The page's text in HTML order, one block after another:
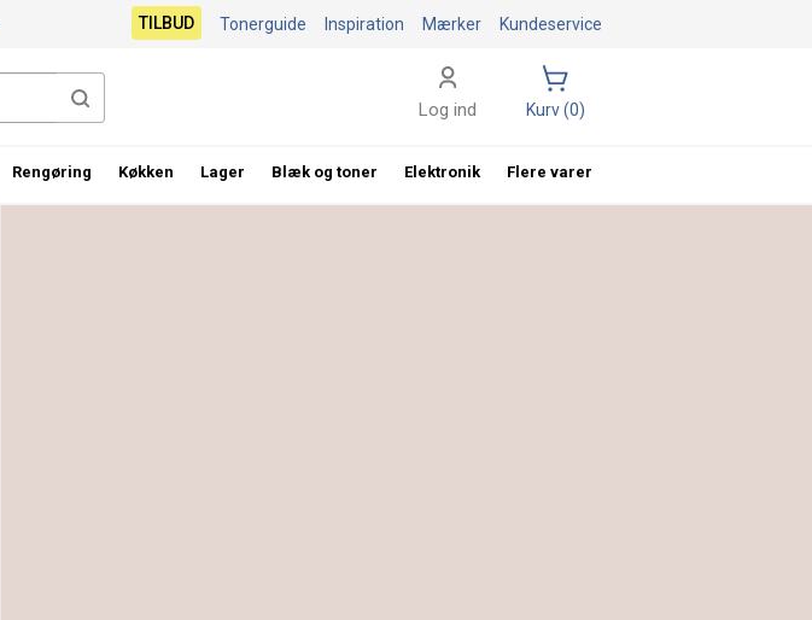
Kundeservice
Mærker
Inspiration
Tonerguide
TILBUD
Log ind Kurv (0)
Rengøring Køkken Lager Blæk og toner Elektronik Flere varer